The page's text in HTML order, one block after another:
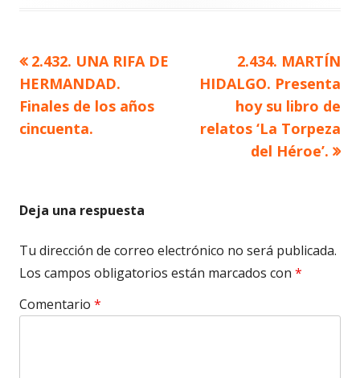
Navegación
de
entradas
Artículo
anterior
2.432. UNA RIFA DE
HERMANDAD.
Finales de los años
cincuenta.
Artículo
siguiente
2.434. MARTÍN
HIDALGO. Presenta
hoy su libro de
relatos ‘La Torpeza
del Héroe’.
Deja una respuesta
Tu dirección de correo electrónico no será publicada.
Los campos obligatorios están marcados con *
Comentario *